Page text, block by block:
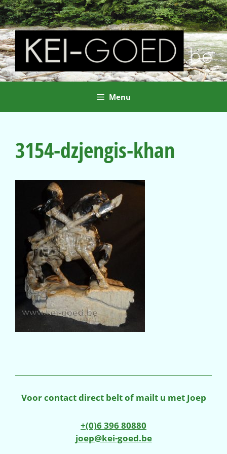
Ga
naar
de
inhoud
Menu
3154-dzjengis-khan
Voor contact direct belt of mailt u met Joep
+(0)6 396 80880
joep@kei-goed.be